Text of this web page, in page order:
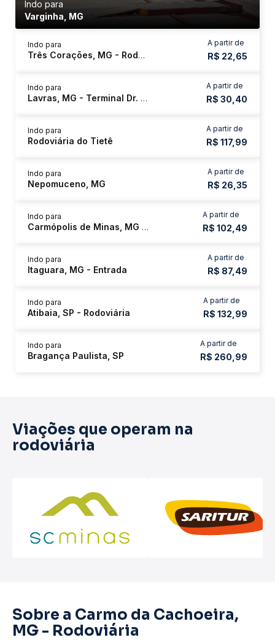
Indo para
Varginha, MG
A partir de
R$ 22,65
Indo para
Três Corações, MG - Rodoviária
A partir de
R$ 30,40
Indo para
Lavras, MG - Terminal Dr. Maurício O. Souza
A partir de
R$ 117,99
Indo para
Rodoviária do Tietê
A partir de
R$ 26,35
Indo para
Nepomuceno, MG
A partir de
R$ 102,49
Indo para
Carmópolis de Minas, MG - Rodoviária
A partir de
R$ 87,49
Indo para
Itaguara, MG - Entrada
A partir de
R$ 132,99
Indo para
Atibaia, SP - Rodoviária
A partir de
R$ 260,99
Indo para
Bragança Paulista, SP
Viações que operam na
rodoviária
Sobre a Carmo da Cachoeira,
MG - Rodoviária